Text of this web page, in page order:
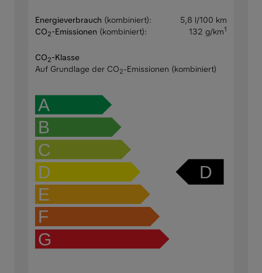
Energieverbrauch (kombiniert):
5,8 l/100 km
CO2-Emissionen (kombiniert): 132 g/km1
CO2-Klasse
Auf Grundlage der CO2-Emissionen (kombiniert)
A
B
C
D
E
F
G
D